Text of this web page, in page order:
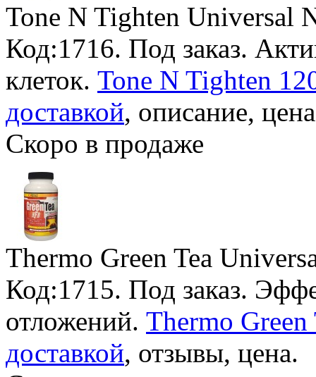
Tone N Tighten Universal
Код:1716. Под заказ.
клеток. Tone N Tighten
доставкой, описание,
Скоро в продаже
Thermo Green Tea
Код:1715. Под заказ.
отложений. Thermo
доставкой, отзывы, цена.